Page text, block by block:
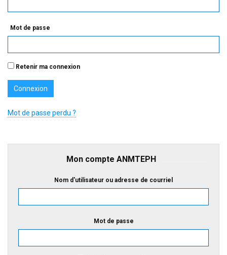
Mot de passe
Retenir ma connexion
Mot de passe perdu ?
Mon compte ANMTEPH
Nom d'utilisateur ou adresse de courriel
Mot de passe